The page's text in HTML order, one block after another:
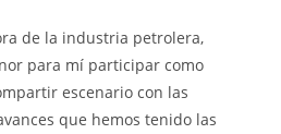
de la industria petrolera,
para mí participar como
escenario con las
que hemos tenido las